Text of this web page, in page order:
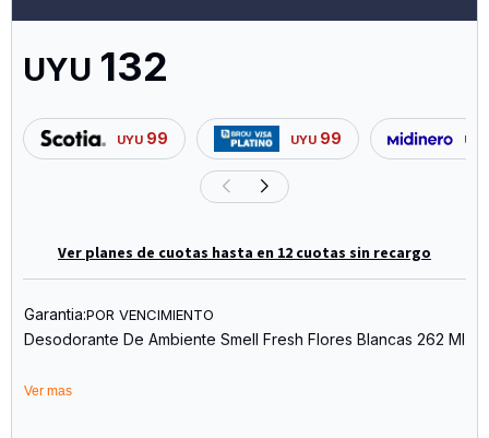
UYU 132
UYU 99 UYU 99 UYU
Ver planes de cuotas hasta en 12 cuotas sin recargo
Garantia:POR VENCIMIENTO
Desodorante De Ambiente Smell Fresh Flores Blancas 262 Ml
Ver mas